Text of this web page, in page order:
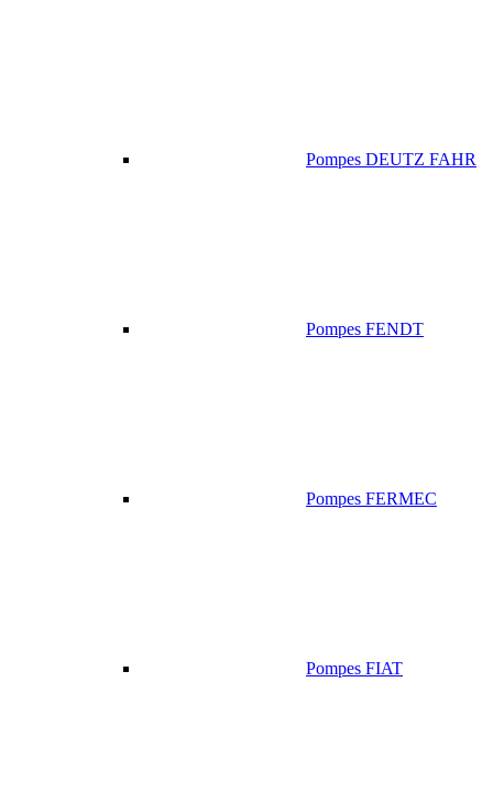
Pompes DEUTZ FAHR
Pompes FENDT
Pompes FERMEC
Pompes FIAT